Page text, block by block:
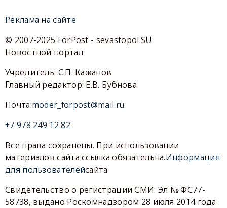
Реклама на сайте
© 2007-2025 ForPost - sevastopol.SU
Новостной портал
Учредитель: С.П. Кажанов
Главный редактор: Е.В. Бубнова
Почта:moder_forpost@mail.ru
+7 978 249 12 82
Все права сохранены. При использовании
материалов сайта ссылка обязательна.Информация
для пользователейсайта
Свидетельство о регистрации СМИ: Эл № ФС77-
58738, выдано Роскомнадзором 28 июля 2014 года